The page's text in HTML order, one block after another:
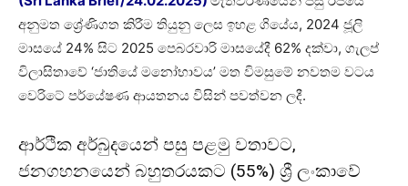
අනුමත ශ්‍රේණිගත කිරීම තියුනු ලෙස ඉහළ ගියේය, 2024 ජූලි
මාසයේ 24% සිට 2025 පෙබරවාරි මාසයේදී 62% දක්වා, ගැලප්
විලාසිතාවේ ‘ජාතියේ මනෝභාවය’ මත විමසුමේ නවතම වටය
වෙරිටේ පර්යේෂණ ආයතනය විසින් පවත්වන ලදී.
ආර්ථික අර්බුදයෙන් පසු පළමු වතාවට,
ජනගහනයෙන් බහුතරයකට (55%) ශ්‍රී ලංකාවේ